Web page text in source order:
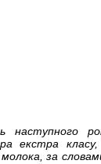
наступного
екстра класу,
за словами